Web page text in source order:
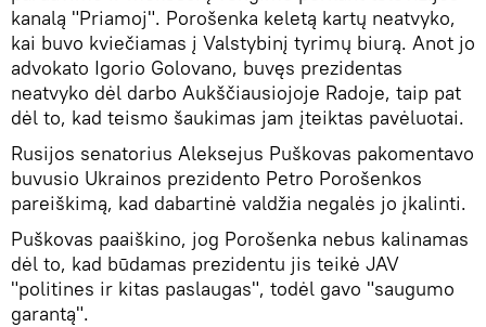
kanalą "Priamoj". Porošenka keletą kartų neatvyko,
kai buvo kviečiamas į Valstybinį tyrimų biurą. Anot jo
advokato Igorio Golovano, buvęs prezidentas
neatvyko dėl darbo Aukščiausiojoje Radoje, taip pat
dėl to, kad teismo šaukimas jam įteiktas ​​pavėluotai.
Rusijos senatorius Aleksejus Puškovas pakomentavo
buvusio Ukrainos prezidento Petro Porošenkos
pareiškimą, kad dabartinė valdžia negalės jo įkalinti.
Puškovas paaiškino, jog Porošenka nebus kalinamas
dėl to, kad būdamas prezidentu jis teikė JAV
"politines ir kitas paslaugas", todėl gavo "saugumo
garantą".